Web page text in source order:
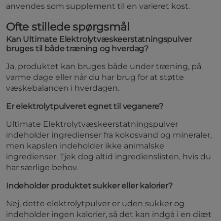
anvendes som supplement til en varieret kost.
Ofte stillede spørgsmål
Kan Ultimate Elektrolytvæskeerstatningspulver
bruges til både træning og hverdag?
Ja, produktet kan bruges både under træning, på
varme dage eller når du har brug for at støtte
væskebalancen i hverdagen.
Er elektrolytpulveret egnet til veganere?
Ultimate Elektrolytvæskeerstatningspulver
indeholder ingredienser fra kokosvand og mineraler,
men kapslen indeholder ikke animalske
ingredienser. Tjek dog altid ingredienslisten, hvis du
har særlige behov.
Indeholder produktet sukker eller kalorier?
Nej, dette elektrolytpulver er uden sukker og
indeholder ingen kalorier, så det kan indgå i en diæt